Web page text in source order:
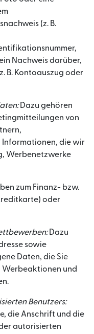
(z. B.
Nachweis darüber,
B. Kontoauszug oder
Dazu gehören
von
Informationen, die wir
Werbenetzwerke
zum Finanz- bzw.
oder
Dazu
sowie
Daten, die Sie
Werbeaktionen und
Benutzers:
die Anschrift und die
autorisierten